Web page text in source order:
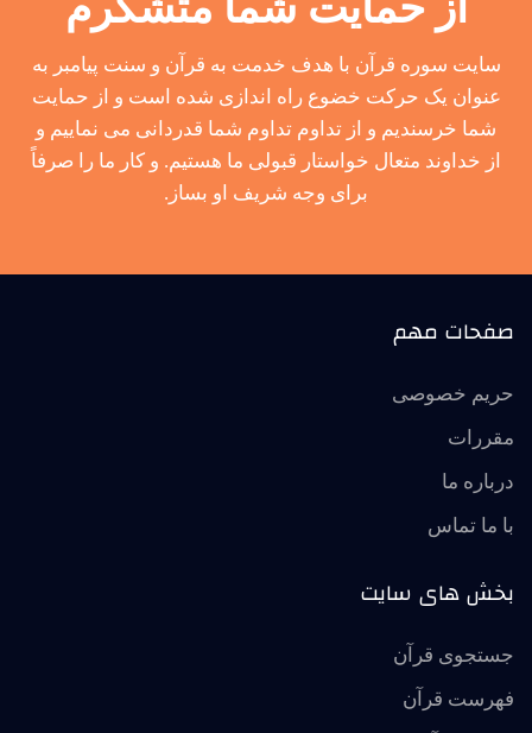
سایت سوره قرآن با هدف خدمت به قرآن و سنت پیامبر به
عنوان یک حرکت خضوع راه اندازی شده است و از حمایت
شما خرسندیم و از تداوم تداوم شما قدردانی می نماییم و
از خداوند متعال خواستار قبولی ما هستیم. و کار ما را صرفاً
برای وجه شریف او بساز.
صفحات مهم
حریم خصوصی
مقررات
درباره ما
با ما تماس
بخش های سایت
جستجوی قرآن
فهرست قرآن